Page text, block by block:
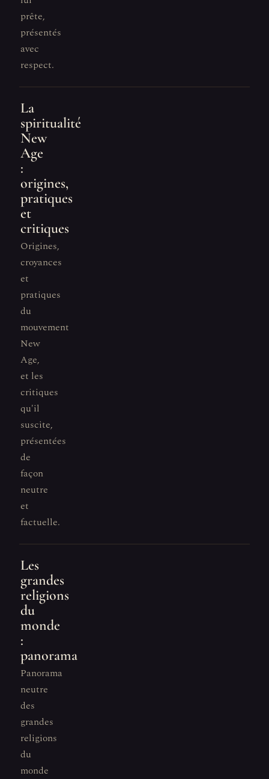
prête,
présentés
avec
respect.
La
spiritualité
New
Age
:
origines,
pratiques
et
critiques
Origines,
croyances
et
pratiques
du
mouvement
New
Age,
et les
critiques
qu'il
suscite,
présentées
de
façon
neutre
et
factuelle.
Les
grandes
religions
du
monde
:
panorama
Panorama
neutre
des
grandes
religions
du
monde